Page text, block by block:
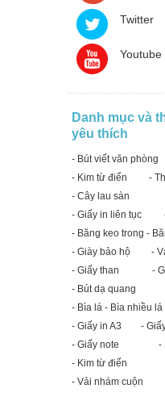
Twitter
Youtube
Danh mục và
yêu thích
- Bút viết văn phòng
- Kim từ điển
-
- Cây lau sàn
- Giấy in liên tục
- Băng keo trong -
- Giày bảo hộ
-
- Giấy than
-
- Bút dạ quang
- Bìa lá - Bìa nhiều lá
- Giấy in A3
-
- Giấy note
-
- Kim từ điển
- Vải nhám cuộn